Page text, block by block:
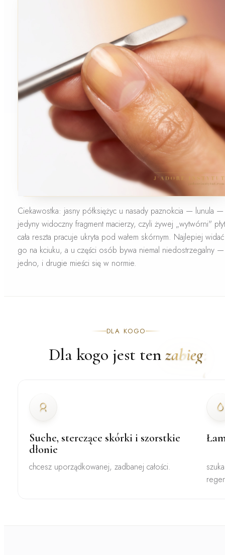
Ciekawostka: jasny półksiężyc u nasady paznokcia — lunula
jedyny widoczny fragment macierzy, czyli żywej „wytwórni"
cała reszta pracuje ukryta pod wałem skórnym. Najlepiej widać
go na kciuku, a u części osób bywa niemal niedostrzegalny
jedno, i drugie mieści się w normie.
DLA KOGO
Dla kogo jest ten zabieg
Suche, sterczące skórki i szorstkie
dłonie
chcesz uporządkowanej, zadbanej całości.